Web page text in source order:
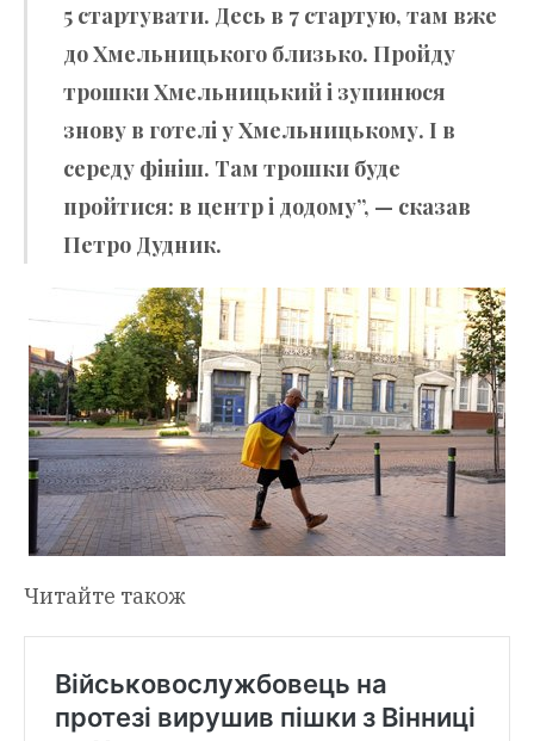
5 стартувати. Десь в 7 стартую, там вже
до Хмельницького близько. Пройду
трошки Хмельницький і зупинюся
знову в готелі у Хмельницькому. І в
середу фініш. Там трошки буде
пройтися: в центр і додому”, — сказав
Петро Дудник.
Читайте також